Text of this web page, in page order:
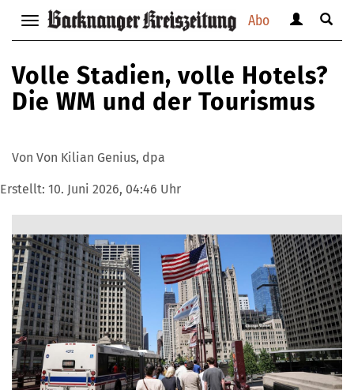
Abo
Navigation
anzeigen
bzw.
verbergen
anzeigen
verbergen
Suche
Volle Stadien, volle Hotels?
Die WM und der Tourismus
Von Von Kilian Genius, dpa
Erstellt: 10. Juni 2026, 04:46 Uhr